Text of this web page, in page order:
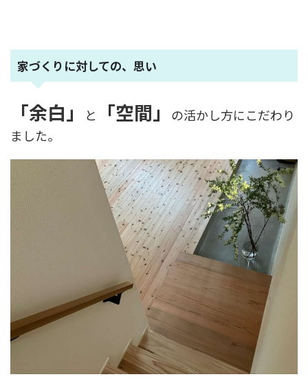
家づくりに対しての、思い
「余白」 と 「空間」
の活かし方にこだわり
ました。